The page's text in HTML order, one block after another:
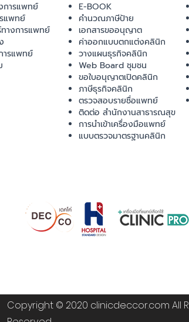
ารแพทย์
แพทย์
ทางการแพทย์
ารแพทย์
E-BOOK
คำนวณภาษีป้าย
เอกสารขออนุญาต
ค่าออกแบบตกแต่งคลินิก
วางแผนธุรกิจคลินิก
Web Board ชุมชน
ขอใบอนุญาตเปิดคลินิก
ภาษีธุรกิจคลินิก
ตรวจสอบรายชื่อแพทย์
ติดต่อ สำนักงานสาธารณสุข
การนำเข้าเครื่องมือแพทย์
แบบตรวจมาตรฐานคลินิก
Copyright © 2020 clinicdeccor.com All